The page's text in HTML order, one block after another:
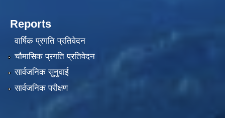
Reports
वार्षिक प्रगति प्रतिवेदन
चौमासिक प्रगति प्रतिवेदन
सार्वजनिक सुनुवाई
सार्वजनिक परीक्षण